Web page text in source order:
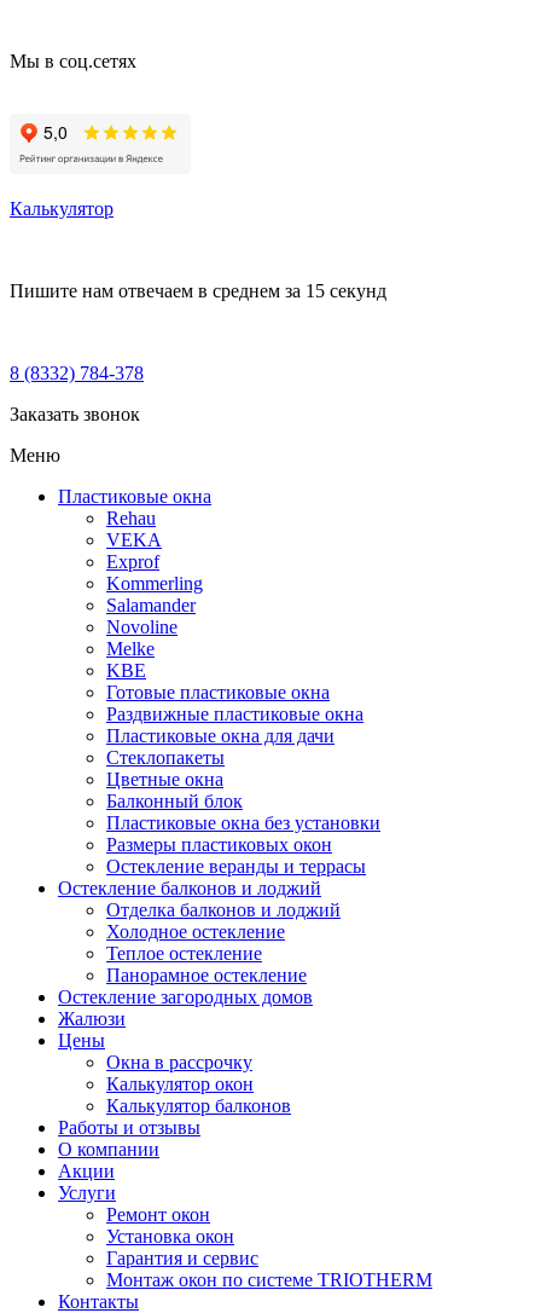
Мы в соц.сетях
Калькулятор
Пишите нам отвечаем в среднем за 15 секунд
8 (8332) 784-378
Заказать звонок
Меню
Пластиковые окна
Rehau
VEKA
Exprof
Kommerling
Salamander
Novoline
Melke
KBE
Готовые пластиковые окна
Раздвижные пластиковые окна
Пластиковые окна для дачи
Стеклопакеты
Цветные окна
Балконный блок
Пластиковые окна без установки
Размеры пластиковых окон
Остекление веранды и террасы
Остекление балконов и лоджий
Отделка балконов и лоджий
Холодное остекление
Теплое остекление
Панорамное остекление
Остекление загородных домов
Жалюзи
Цены
Окна в рассрочку
Калькулятор окон
Калькулятор балконов
Работы и отзывы
О компании
Акции
Услуги
Ремонт окон
Установка окон
Гарантия и сервис
Монтаж окон по системе TRIOTHERM
Контакты